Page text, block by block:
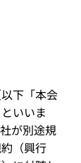
下「本会
いいま
が別途規
（興行